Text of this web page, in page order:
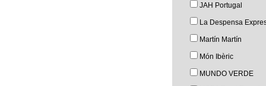
JAH Portugal
La Despensa
Martín Martín
Món Ibèric
MUNDO VERDE